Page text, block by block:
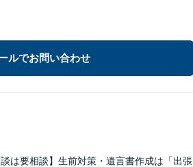
ルでお問い合わせ
は要相談】生前対策・遺言書作成は「出張